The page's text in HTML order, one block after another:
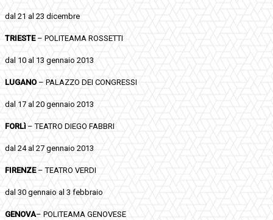
dal 21 al 23 dicembre
TRIESTE– POLITEAMA ROSSETTI
dal 10 al 13 gennaio 2013
LUGANO– PALAZZO DEI CONGRESSI
dal 17 al 20 gennaio 2013
FORLì– TEATRO DIEGO FABBRI
dal 24 al 27 gennaio 2013
FIRENZE– TEATRO VERDI
dal 30 gennaio al 3 febbraio
GENOVA– POLITEAMA GENOVESE